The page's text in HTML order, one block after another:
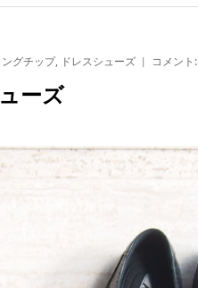
グチップ, ドレスシューズ コメント:
ーズ